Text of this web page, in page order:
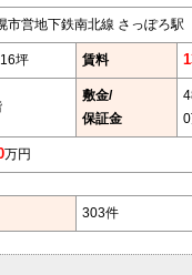
市営地下鉄南北線 さっぽろ駅
坪 賃料
敷金/
保証金
万円
303件